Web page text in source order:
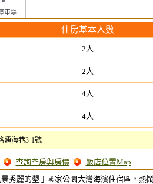
車場
住房基本人數
2人
2人
4人
4人
通海巷3-1號
查詢空房與房價 飯店位置Map
秀麗的墾丁國家公園大灣海濱住宿區，熱